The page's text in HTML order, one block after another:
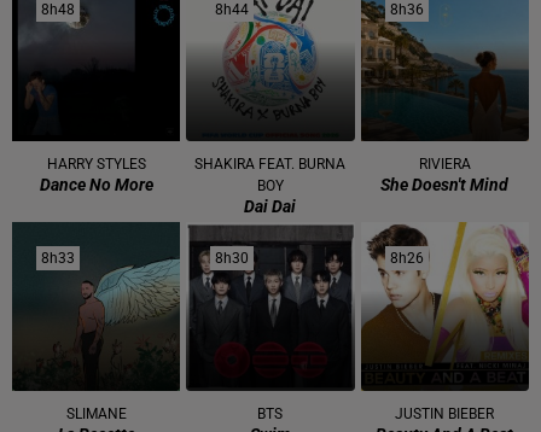
8h48
8h48
HARRY STYLES
Dance No More
8h44
8h44
SHAKIRA FEAT. BURNA
BOY
Dai Dai
8h36
8h36
RIVIERA
She Doesn't Mind
8h33
8h33
SLIMANE
8h30
8h30
BTS
8h26
8h26
JUSTIN BIEBER